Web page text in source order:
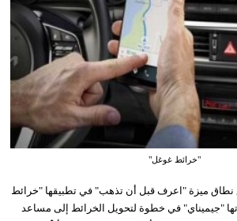
"خرائط غوغل"
ميزة "اعرف قبل أن تذهب" في تطبيقها "خرائط
"جيميناي" في خطوة لتحويل الخرائط إلى مساعد